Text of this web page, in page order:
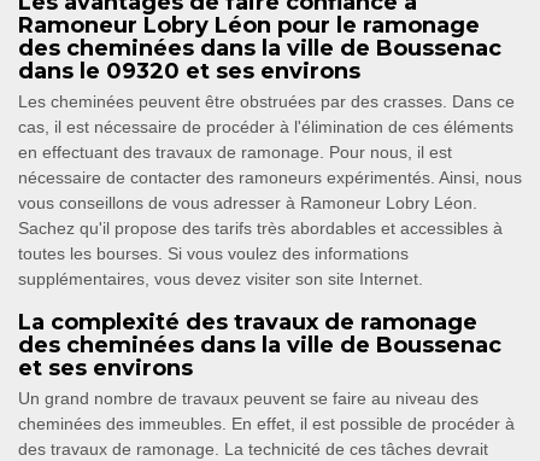
Ramoneur Lobry Léon pour le ramonage
des cheminées dans la ville de Boussenac
dans le 09320 et ses environs
Les cheminées peuvent être obstruées par des crasses. Dans ce
cas, il est nécessaire de procéder à l'élimination de ces éléments
en effectuant des travaux de ramonage. Pour nous, il est
nécessaire de contacter des ramoneurs expérimentés. Ainsi, nous
vous conseillons de vous adresser à Ramoneur Lobry Léon.
Sachez qu'il propose des tarifs très abordables et accessibles à
toutes les bourses. Si vous voulez des informations
supplémentaires, vous devez visiter son site Internet.
La complexité des travaux de ramonage
des cheminées dans la ville de Boussenac
et ses environs
Un grand nombre de travaux peuvent se faire au niveau des
cheminées des immeubles. En effet, il est possible de procéder à
des travaux de ramonage. La technicité de ces tâches devrait